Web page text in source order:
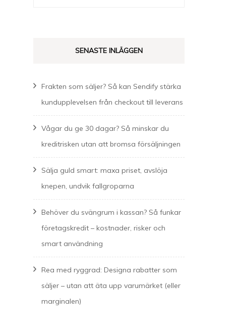
SENASTE INLÄGGEN
Frakten som säljer? Så kan Sendify stärka
kundupplevelsen från checkout till leverans
Vågar du ge 30 dagar? Så minskar du
kreditrisken utan att bromsa försäljningen
Sälja guld smart: maxa priset, avslöja
knepen, undvik fallgroparna
Behöver du svängrum i kassan? Så funkar
företagskredit – kostnader, risker och
smart användning
Rea med ryggrad: Designa rabatter som
säljer – utan att äta upp varumärket (eller
marginalen)